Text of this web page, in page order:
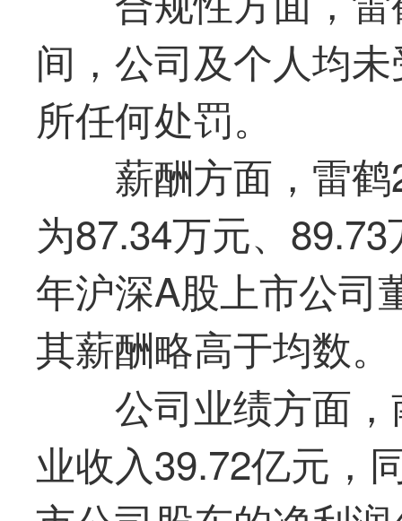
间，公司及个人均
所任何处罚。
薪酬方面，雷
为87.34万元、
年沪深A股上市公司
其薪酬略高于均数。
公司业绩方面
业收入39.72亿元，